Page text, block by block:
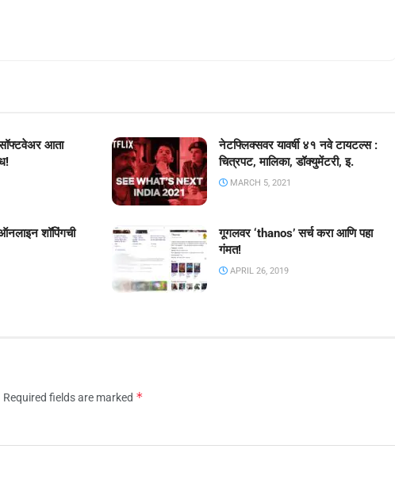
आता
नेटफ्लिक्सवर यावर्षी ४१ नवे टायटल्स :
चित्रपट, मालिका, डॉक्युमेंटरी, इ.
MARCH 5, 2021
शॉपिंगची
गूगलवर ‘thanos’ सर्च करा आणि पहा
गंमत!
APRIL 26, 2019
Required fields are marked *